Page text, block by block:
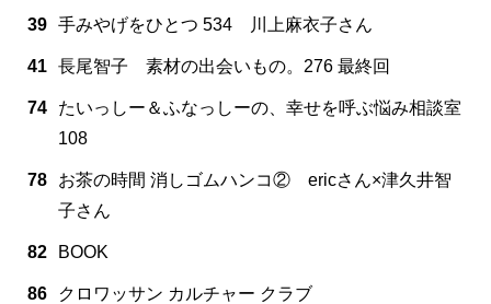
39 手みやげをひとつ 534 川上麻衣子さん
41 長尾智子 素材の出会いもの。276 最終回
74
たいっしー＆ふなっしーの、幸せを呼ぶ悩み相談室
108
78
お茶の時間 消しゴムハンコ② ericさん×津久井智
子さん
82 BOOK
86 クロワッサン カルチャー クラブ